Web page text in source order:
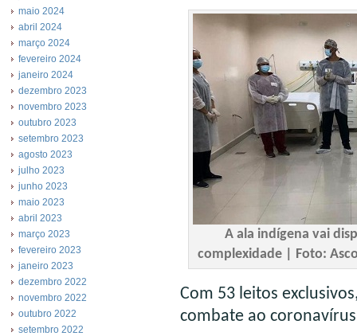
maio 2024
abril 2024
março 2024
fevereiro 2024
janeiro 2024
dezembro 2023
novembro 2023
outubro 2023
setembro 2023
agosto 2023
julho 2023
junho 2023
maio 2023
abril 2023
março 2023
fevereiro 2023
janeiro 2023
dezembro 2022
novembro 2022
outubro 2022
setembro 2022
A ala indígena vai
complexidade | Foto:
Com 53 leitos
combate ao